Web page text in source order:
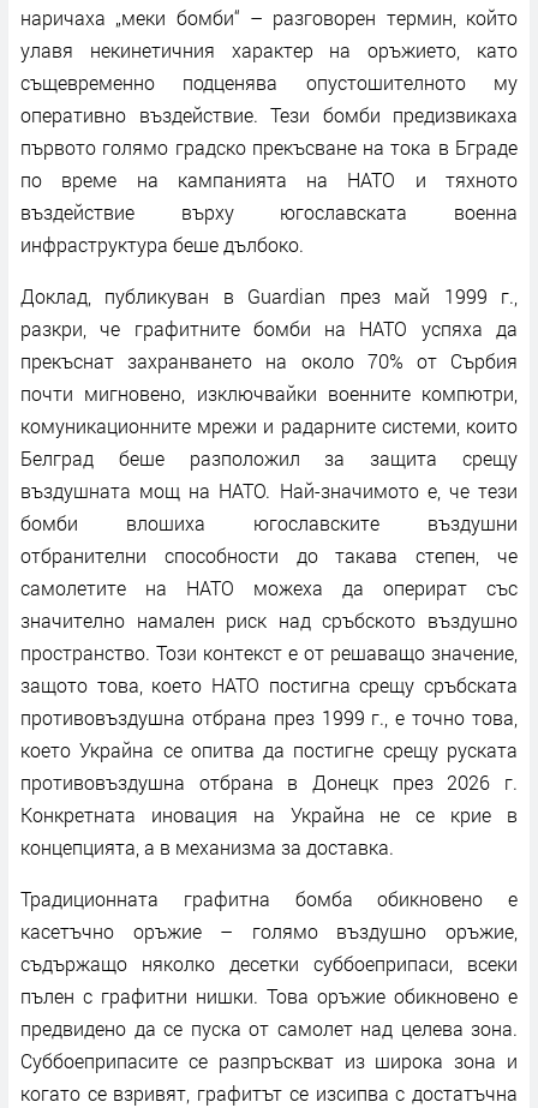
наричаха „меки бомби“ – разговорен термин, който
улавя некинетичния характер на оръжието, като
същевременно подценява опустошителното му
оперативно въздействие. Тези бомби предизвикаха
първото голямо градско прекъсване на тока в Бграде
по време на кампанията на НАТО и тяхното
въздействие върху югославската военна
инфраструктура беше дълбоко.
Доклад, публикуван в Guardian през май 1999 г.,
разкри, че графитните бомби на НАТО успяха да
прекъснат захранването на около 70% от Сърбия
почти мигновено, изключвайки военните компютри,
комуникационните мрежи и радарните системи, които
Белград беше разположил за защита срещу
въздушната мощ на НАТО. Най-значимото е, че тези
бомби влошиха югославските въздушни
отбранителни способности до такава степен, че
самолетите на НАТО можеха да оперират със
значително намален риск над сръбското въздушно
пространство. Този контекст е от решаващо значение,
защото това, което НАТО постигна срещу сръбската
противовъздушна отбрана през 1999 г., е точно това,
което Украйна се опитва да постигне срещу руската
противовъздушна отбрана в Донецк през 2026 г.
Конкретната иновация на Украйна не се крие в
концепцията, а в механизма за доставка.
Традиционната графитна бомба обикновено е
касетъчно оръжие – голямо въздушно оръжие,
съдържащо няколко десетки суббоеприпаси, всеки
пълен с графитни нишки. Това оръжие обикновено е
предвидено да се пуска от самолет над целева зона.
Суббоеприпасите се разпръскват из широка зона и
когато се взривят, графитът се изсипва с достатъчна